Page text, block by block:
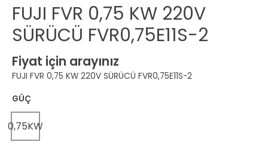
FUJI FVR 0,75 KW 220V
SÜRÜCÜ FVR0,75E11S-2
Fiyat için arayınız
FUJI FVR 0,75 KW 220V SÜRÜCÜ FVR0,75E11S-2
GÜÇ
0,75KW